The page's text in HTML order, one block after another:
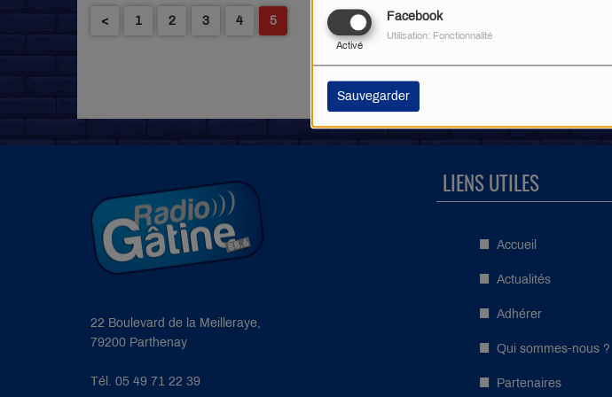
Facebook
Activé
Utilisation: Fonctionnalité
Sauvegarder
< 1 2 3 4 5
22 Boulevard de la Meilleraye,
79200 Parthenay
Tél. 05 49 71 22 39
LIENS UTILES
Accueil
Actualités
Adhérer
Qui sommes-nous ?
Partenaires